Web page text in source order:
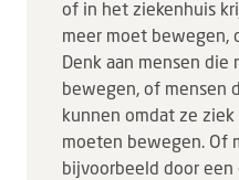
of in het ziekenhuis
meer moet bewegen,
Denk aan mensen die
bewegen, of mensen
kunnen omdat ze
moeten bewegen. Of
bijvoorbeeld door een